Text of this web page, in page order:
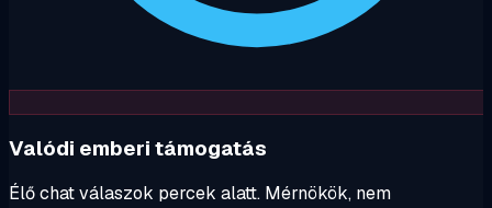
Valódi emberi támogatás
Élő chat válaszok percek alatt. Mérnökök, nem